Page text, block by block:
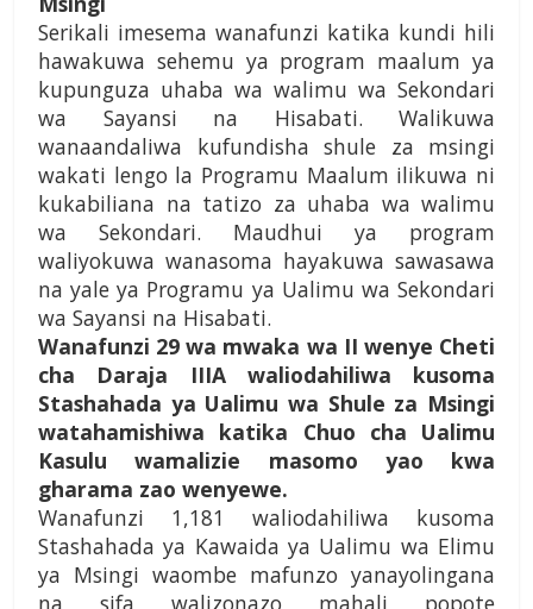
Serikali imesema wanafunzi katika kundi hili
hawakuwa sehemu ya program maalum ya
kupunguza uhaba wa walimu wa Sekondari
wa Sayansi na Hisabati. Walikuwa
wanaandaliwa kufundisha shule za msingi
wakati lengo la Programu Maalum ilikuwa ni
kukabiliana na tatizo za uhaba wa walimu
wa Sekondari. Maudhui ya program
waliyokuwa wanasoma hayakuwa sawasawa
na yale ya Programu ya Ualimu wa Sekondari
wa Sayansi na Hisabati.
Wanafunzi 29 wa mwaka wa II wenye Cheti
cha Daraja IIIA waliodahiliwa kusoma
Stashahada ya Ualimu wa Shule za Msingi
watahamishiwa katika Chuo cha Ualimu
Kasulu wamalizie masomo yao kwa
gharama zao wenyewe.
Wanafunzi 1,181 waliodahiliwa kusoma
Stashahada ya Kawaida ya Ualimu wa Elimu
ya Msingi waombe mafunzo yanayolingana
na sifa walizonazo mahali popote